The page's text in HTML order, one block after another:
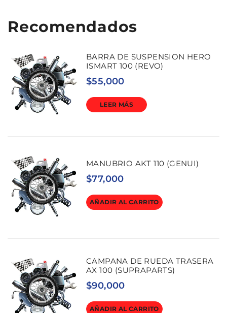
Recomendados
BARRA DE SUSPENSION HERO
ISMART 100 (REVO)
$55,000
LEER MÁS
MANUBRIO AKT 110 (GENUI)
$77,000
AÑADIR AL CARRITO
CAMPANA DE RUEDA TRASERA
AX 100 (SUPRAPARTS)
$90,000
AÑADIR AL CARRITO